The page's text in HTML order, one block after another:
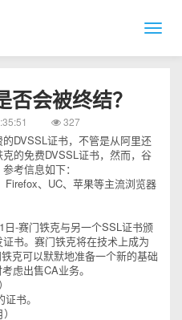
会被终结？
327
DVSSL证书，不管是从阿里还
的免费DVSSL证书，然而，谷
考信息如下：
、UC、苹果等主流浏览器
-赛门铁克与另一个SSL证书颁
书。赛门铁克将在技术上成为
克可以默默地准备一个新的基础
虑出售CA业务。
书。